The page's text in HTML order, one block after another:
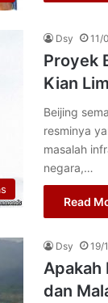
Dsy 11/
Proyek
Kian
Beijing
resminya
masalah
negara,…
Read
Dsy 19/
Apakah
dan